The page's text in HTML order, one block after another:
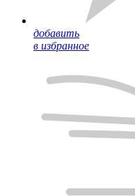
добавить
в избранное